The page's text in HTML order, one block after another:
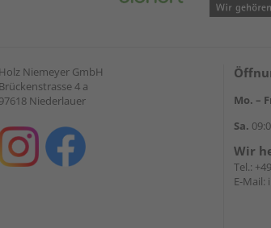
Holz Niemeyer GmbH
Brückenstrasse 4 a
97618 Niederlauer
Mo. –
Sa.
Wir
Tel.:
E-Mail: